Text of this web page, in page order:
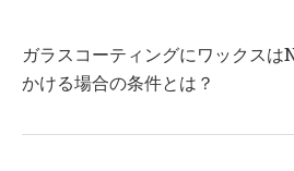
ガラスコーティングにワックスは
かける場合の条件とは？